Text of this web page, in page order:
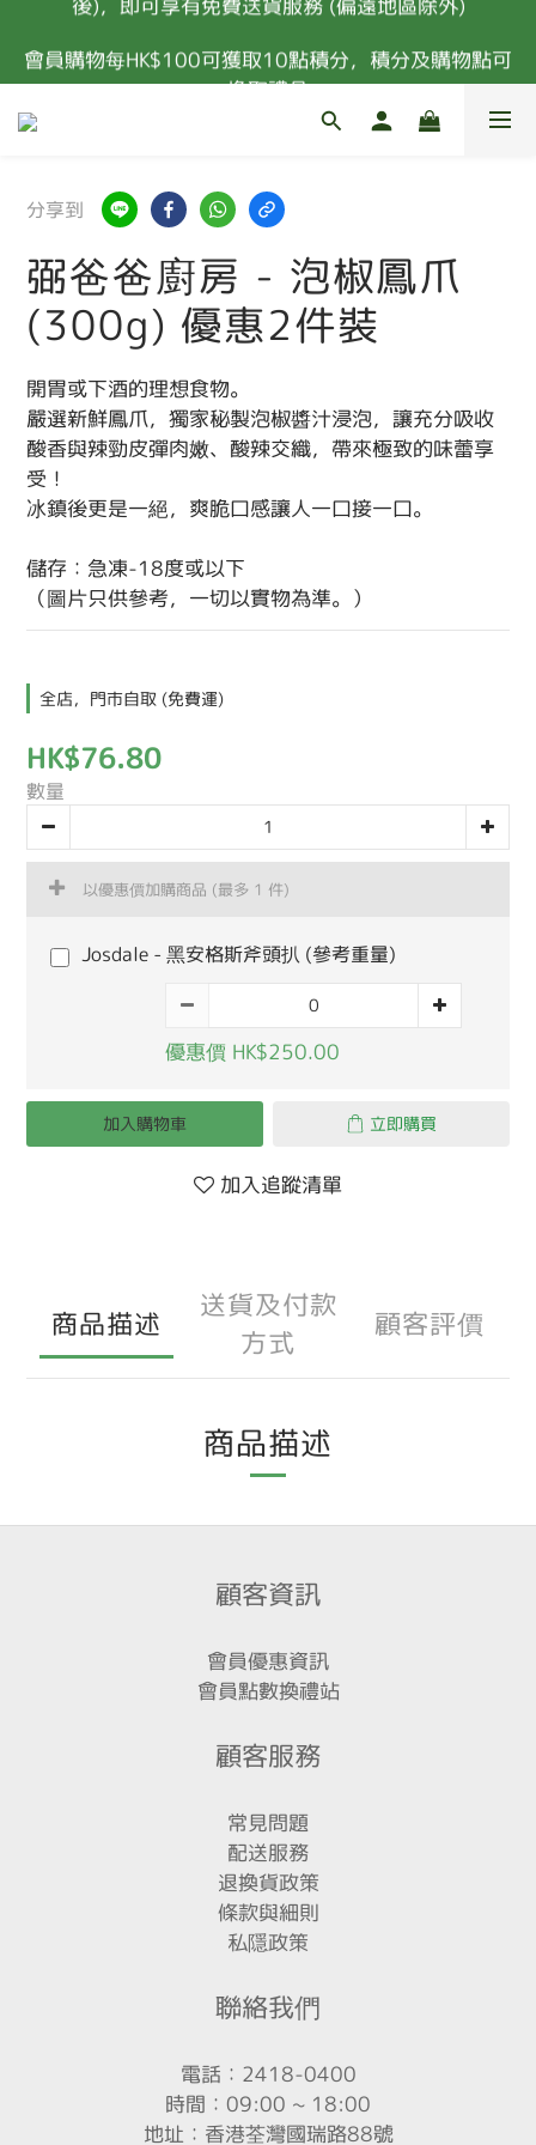
後)，即可享有免費送貨服務 (偏遠地區除外)
會員購物每HK$100可獲取10點積分，積分及購物點可
換取禮品
新會員首次消費 85折優惠 (特價，套餐及指定食材除
凡購物滿港幣$400或以上 (扣除所有優惠及購物金
分享到
弼爸爸廚房 - 泡椒鳳爪
(300g) 優惠2件裝
開胃或下酒的理想食物。
嚴選新鮮鳳爪，獨家秘製泡椒醬汁浸泡，讓充分吸收
酸香與辣勁皮彈肉嫩、酸辣交織，帶來極致的味蕾享
受！
冰鎮後更是一絕，爽脆口感讓人一口接一口。
儲存：急凍-18度或以下
（圖片只供參考，一切以實物為準。）
全店，門市自取 (免費運)
HK$76.80
數量
以優惠價加購商品 (最多 1 件)
Josdale - 黑安格斯斧頭扒 (參考重量)
優惠價 HK$250.00
加入購物車 立即購買
加入追蹤清單
商品描述
送貨及付款
方式
顧客評價
商品描述
顧客資訊
會員優惠資訊
會員點數換禮站
顧客服務
常見問題
配送服務
退換貨政策
條款與細則
私隱政策
聯絡我們
電話：2418-0400
時間：09:00 ~ 18:00
地址：香港荃灣國瑞路88號